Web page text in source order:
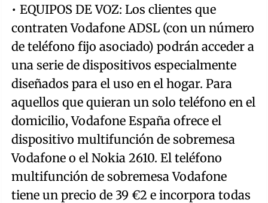
• EQUIPOS DE VOZ: Los clientes que
contraten Vodafone ADSL (con un número
de teléfono fijo asociado) podrán acceder a
una serie de dispositivos especialmente
diseñados para el uso en el hogar. Para
aquellos que quieran un solo teléfono en el
domicilio, Vodafone España ofrece el
dispositivo multifunción de sobremesa
Vodafone o el Nokia 2610. El teléfono
multifunción de sobremesa Vodafone
tiene un precio de 39 €2 e incorpora todas